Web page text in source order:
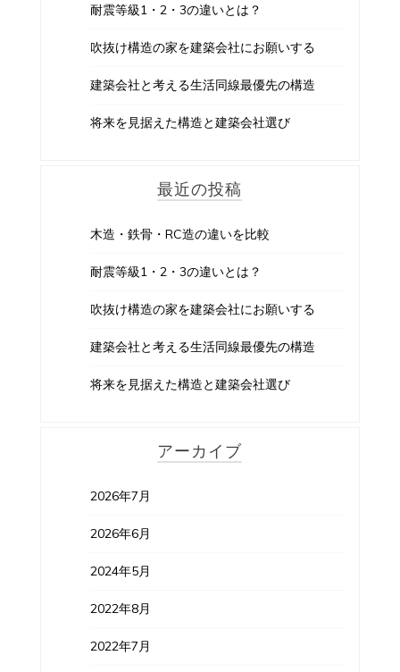
耐震等級1・2・3の違いとは？
吹抜け構造の家を建築会社にお願いする
建築会社と考える生活同線最優先の構造
将来を見据えた構造と建築会社選び
最近の投稿
木造・鉄骨・RC造の違いを比較
耐震等級1・2・3の違いとは？
吹抜け構造の家を建築会社にお願いする
建築会社と考える生活同線最優先の構造
将来を見据えた構造と建築会社選び
アーカイブ
2026年7月
2026年6月
2024年5月
2022年8月
2022年7月